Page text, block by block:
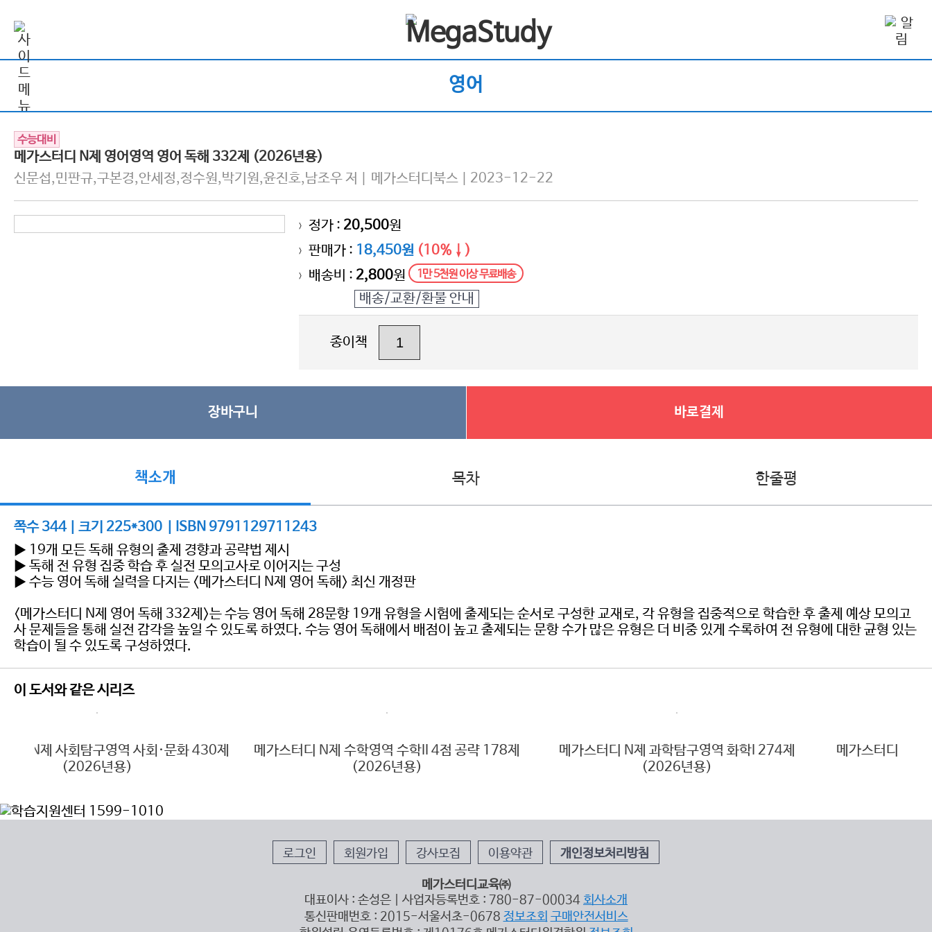
영어
수능대비
메가스터디 N제 영어영역 영어 독해 332제 (2026년용)
신문섭,민판규,구본경,안세정,정수원,박기원,윤진호,남조우 저 | 메가스터디북스 | 2023-12-22
> 정가 : 20,500원
> 판매가 : 18,450원 (10%↓)
> 배송비 : 2,800원 1만 5천원 이상 무료배송
배송/교환/환불 안내
종이책
장바구니 바로결제
책소개 목차 한줄평
쪽수 344 | 크기 225*300 | ISBN 9791129711243
▶ 19개 모든 독해 유형의 출제 경향과 공략법 제시
▶ 독해 전 유형 집중 학습 후 실전 모의고사로 이어지는 구성
▶ 수능 영어 독해 실력을 다지는 <메가스터디 N제 영어 독해> 최신 개정판
<메가스터디 N제 영어 독해 332제>는 수능 영어 독해 28문항 19개 유형을 시험에 출제되는 순서로 구성한 교재로, 각 유형을 집중적으로 학습한 후 출제 예상 모의고
사 문제들을 통해 실전 감각을 높일 수 있도록 하였다. 수능 영어 독해에서 배점이 높고 출제되는 문항 수가 많은 유형은 더 비중 있게 수록하여 전 유형에 대한 균형 있는
학습이 될 수 있도록 구성하였다.
이 도서와 같은 시리즈
메가스터디 N제 수학영역 수학II 4점 공략 178제
메가스터디 N제 과학탐구영역 화학I 274제
메가스터디 N제 사회탐구영역 생활과 윤리 400
로그인 회원가입 강사모집 이용약관 개인정보처리방침
메가스터디교육㈜
대표이사 : 손성은 | 사업자등록번호 : 780-87-00034 회사소개
통신판매번호 : 2015-서울서초-0678 정보조회 구매안전서비스